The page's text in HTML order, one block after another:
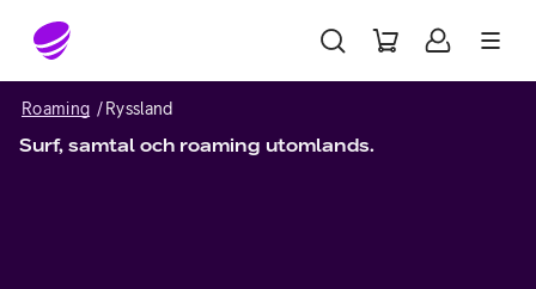
Gå till sidans innehåll
Roaming Ryssland
Surf, samtal och roaming utomlands.